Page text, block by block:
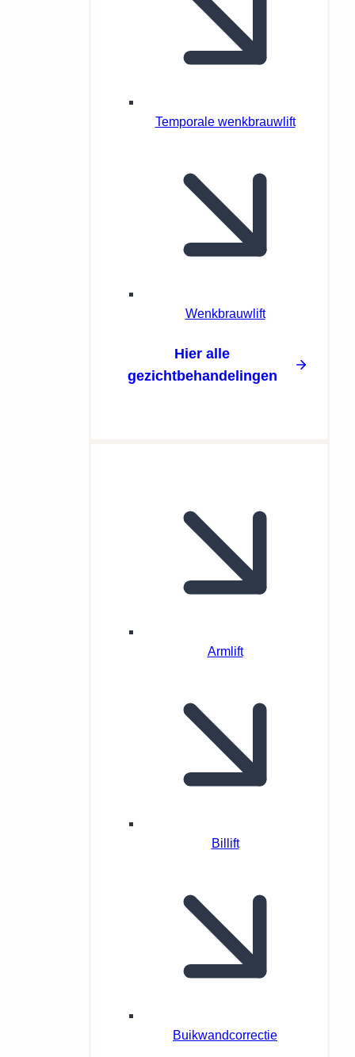
Temporale wenkbrauwlift
Wenkbrauwlift
Hier alle
gezichtbehandelingen
Armlift
Billift
Buikwandcorrectie